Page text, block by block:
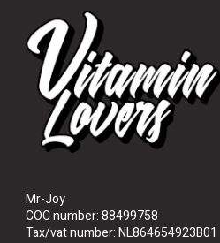
Mr-Joy
COC number: 88499758
Tax/vat number: NL864654923B01